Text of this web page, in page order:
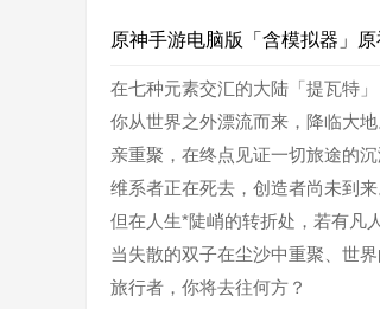
原神手游电脑版「含模拟器」
在七种元素交汇的大陆「提瓦特」
你从世界之外漂流而来，降临大
亲重聚，在终点见证一切旅途的沉
维系者正在死去，创造者尚未到
但在人生*陡峭的转折处，若有凡
当失散的双子在尘沙中重聚、世
旅行者，你将去往何方？